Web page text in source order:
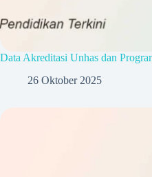
Data Akreditasi Unhas dan
26 Oktober 2025